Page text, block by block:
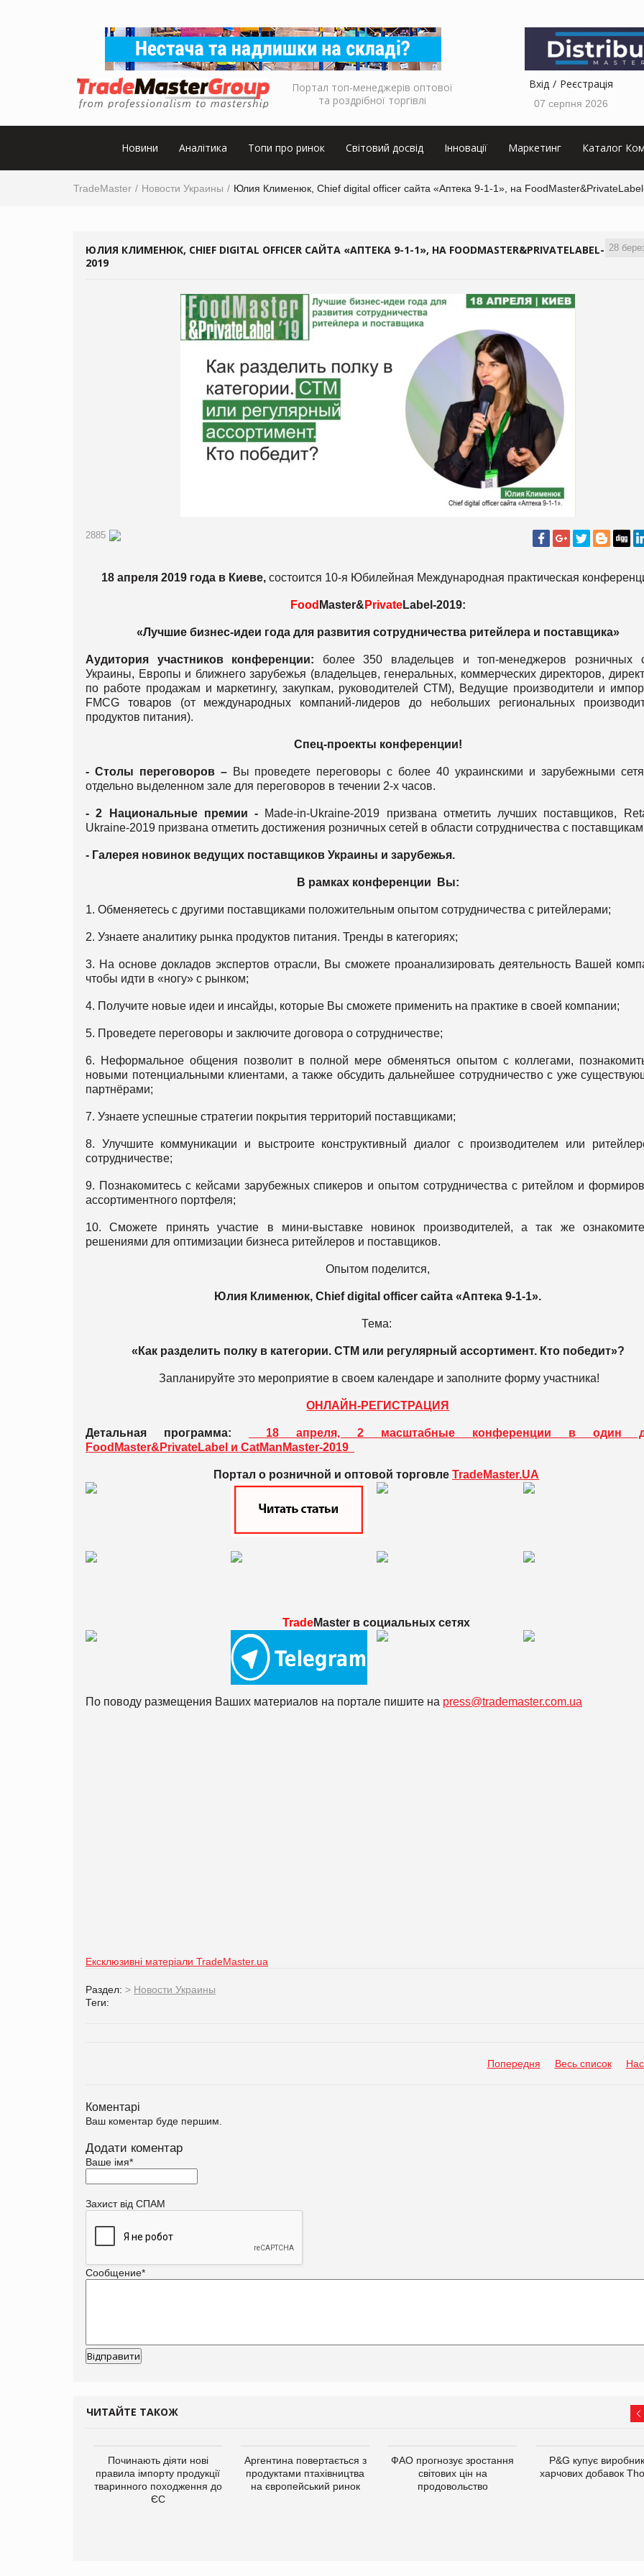
Портал топ-менеджерів оптової
та роздрібної торгівлі
Вхід Реєстрація
07 серпня 2026
Новини Аналітика Топи про ринок Світовий досвід Інновації Маркетинг Каталог
TradeMaster Новости Украины Юлия Клименюк, Chief digital officer сайта «Аптека 9-1-1», на
28
ЮЛИЯ КЛИМЕНЮК, CHIEF DIGITAL OFFICER САЙТА «АПТЕКА 9-1-1», НА FOODMASTER&PRIVATELABEL-
2019
2885
18 апреля 2019 года в Киеве,состоится 10-я Юбилейная Международная практическая
Food Master& PrivateLabel-2019:
«Лучшие бизнес-идеи года для развития сотрудничества ритейлера и поставщика»
Аудитория участников конференции: более 350 владельцев и топ-менеджеров розничных
Украины, Европы и ближнего зарубежья (владельцев, генеральных, коммерческих директоров,
по работе продажам и маркетингу, закупкам, руководителей СТМ), Ведущие производители и
FMCG товаров (от международных компаний-лидеров до небольших региональных
продуктов питания).
Спец-проекты конференции!
- Столы переговоров –Вы проведете переговоры с более 40 украинскими и зарубежными
отдельно выделенном зале для переговоров в течении 2-х часов.
- 2 Национальные премии - Made-in-Ukraine-2019 призвана отметить лучших поставщиков,
Ukraine-2019 призвана отметить достижения розничных сетей в области сотрудничества с
- Галерея новинок ведущих поставщиков Украины и зарубежья.
В рамках конференции Вы:
1. Обменяетесь с другими поставщиками положительным опытом сотрудничества с ритейлерами;
2. Узнаете аналитику рынка продуктов питания. Тренды в категориях;
3. На основе докладов экспертов отрасли, Вы сможете проанализировать деятельность Вашей
чтобы идти в «ногу» с рынком;
4. Получите новые идеи и инсайды, которые Вы сможете применить на практике в своей компании;
5. Проведете переговоры и заключите договора о сотрудничестве;
6. Неформальное общения позволит в полной мере обменяться опытом с коллегами,
новыми потенциальными клиентами, а также обсудить дальнейшее сотрудничество с уже
партнёрами;
7. Узнаете успешные стратегии покрытия территорий поставщиками;
8. Улучшите коммуникации и выстроите конструктивный диалог с производителем или
сотрудничестве;
9. Познакомитесь с кейсами зарубежных спикеров и опытом сотрудничества с ритейлом и
ассортиментного портфеля;
10. Cможете принять участие в мини-выставке новинок производителей, а так же
решениями для оптимизации бизнеса ритейлеров и поставщиков.
Опытом поделится,
Юлия Клименюк, Chief digital officer сайта «Аптека 9-1-1».
Тема:
«Как разделить полку в категории. СТМ или регулярный ассортимент. Кто победит»?
Запланируйте это мероприятие в своем календаре и заполните форму участника!
ОНЛАЙН-РЕГИСТРАЦИЯ
Детальная программа:
18 апреля, 2 масштабные конференции в один
FoodMaster&PrivateLabel и CatManMaster-2019
Портал о розничной и оптовой торговле TradeMaster.UA
TradeMaster в социальных сетях
По поводу размещения Ваших материалов на портале пишите на press@trademaster.com.ua
Ексклюзивні матеріали TradeMaster.ua
Раздел: > Новости Украины
Теги:
Попередня Весь список
Коментарі
Ваш коментар буде першим.
Додати коментар
Ваше імя*
Захист від СПАМ
Сообщение*
ЧИТАЙТЕ ТАКОЖ
Починають діяти нові
правила імпорту продукції
тваринного походження до
ЄС
Аргентина повертається з
продуктами птахівництва
на європейський ринок
ФАО прогнозує зростання
світових цін на
продовольство
P&G купує
харчових добавок